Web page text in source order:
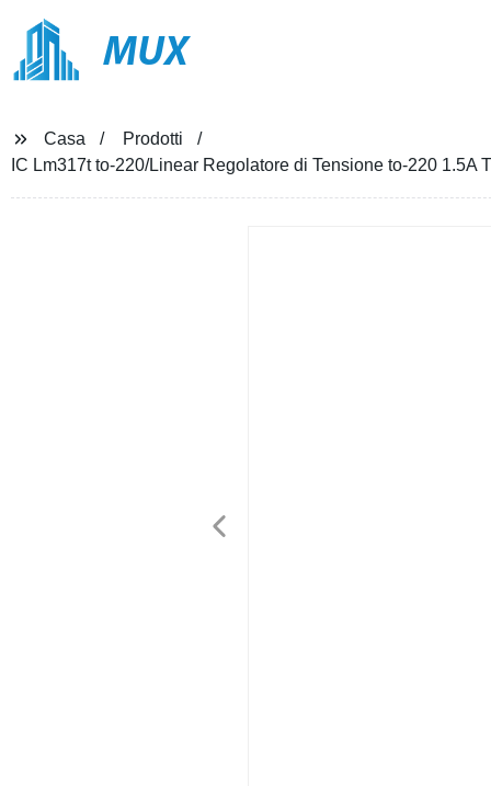
MUX
Casa
Prodotti
IC Lm317t to-220/Linear Regolatore di Tensione to-220